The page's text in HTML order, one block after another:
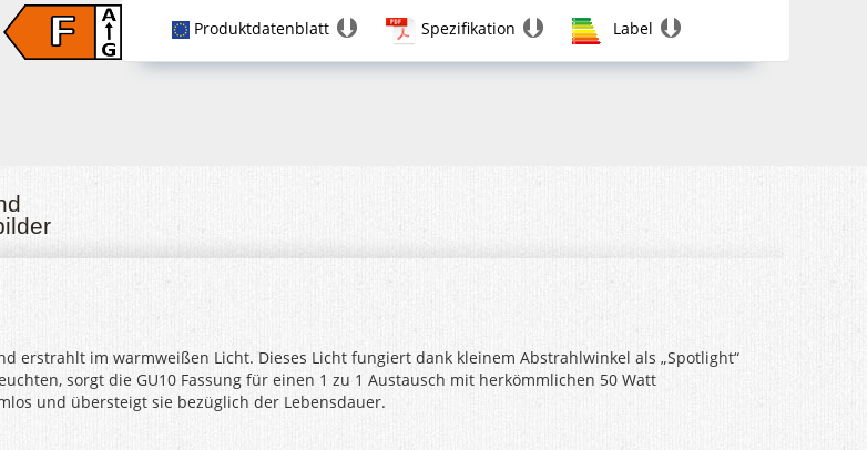
Produktdatenblatt Spezifikation Label
erstrahlt im warmweißen Licht. Dieses Licht fungiert dank kleinem Abstrahlwinkel als „Spotlight“
sorgt die GU10 Fassung für einen 1 zu 1 Austausch mit herkömmlichen 50 Watt
und übersteigt sie bezüglich der Lebensdauer.